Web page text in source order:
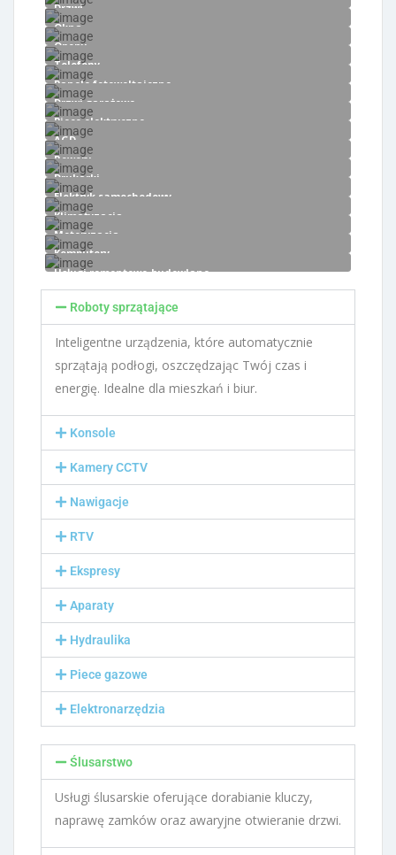
Drzwi
Okna
Opony
Telefony
Panele fotowoltaiczne
Drzwi garażowe
Piece elektryczne
AGD
Rowery
Drukarki
Elektryk samochodowy
Klimatyzacja
Motoryzacja
Komputery
Usługi remontowo-budowlane
Roboty sprzątające
Inteligentne urządzenia, które automatycznie
sprzątają podłogi, oszczędzając Twój czas i
energię. Idealne dla mieszkań i biur.
Konsole
Kamery CCTV
Nawigacje
RTV
Ekspresy
Aparaty
Hydraulika
Piece gazowe
Elektronarzędzia
Ślusarstwo
Usługi ślusarskie oferujące dorabianie kluczy,
naprawę zamków oraz awaryjne otwieranie drzwi.